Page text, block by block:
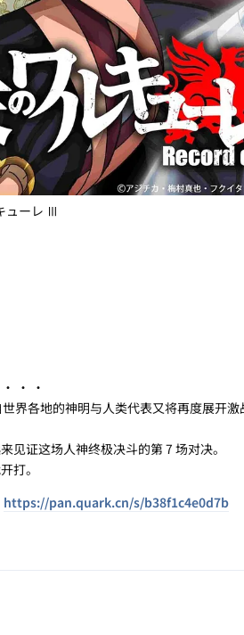
ューレ Ⅲ
· · ·
各地的神明与人类代表又将再度展开激
证这场人神终极决斗的第 7 场对决。
打。
https://pan.quark.cn/s/b38f1c4e0d7b